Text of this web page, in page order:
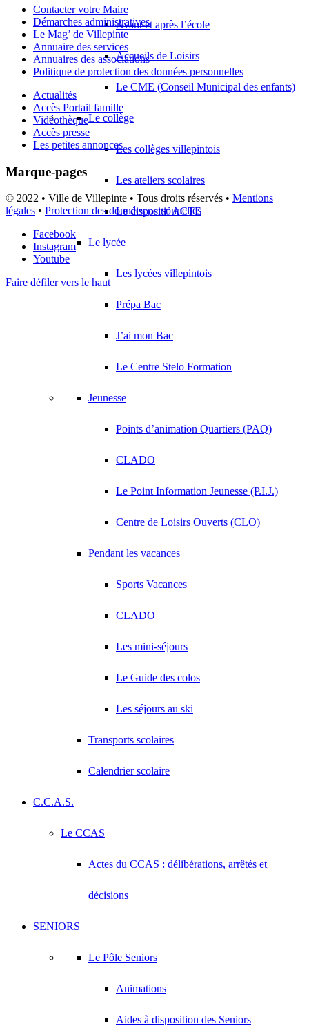
Avant et après l’école
Accueils de Loisirs
Le CME (Conseil Municipal des enfants)
Le collège
Les collèges villepintois
Les ateliers scolaires
Le dispositif ACTE
Le lycée
Les lycées villepintois
Prépa Bac
J’ai mon Bac
Le Centre Stelo Formation
Jeunesse
Points d’animation Quartiers (PAQ)
CLADO
Le Point Information Jeunesse (P.I.J.)
Centre de Loisirs Ouverts (CLO)
Pendant les vacances
Sports Vacances
CLADO
Les mini-séjours
Le Guide des colos
Les séjours au ski
Transports scolaires
Calendrier scolaire
C.C.A.S.
Le CCAS
Actes du CCAS : délibérations, arrêtés et
décisions
SENIORS
Le Pôle Seniors
Animations
Aides à disposition des Seniors
Contacter votre Maire
Démarches administratives
Le Mag’ de Villepinte
Annuaire des services
Annuaires des associations
Politique de protection des données personnelles
Actualités
Accès Portail famille
Vidéothèque
Accès presse
Les petites annonces
Marque-pages
© 2022 • Ville de Villepinte • Tous droits réservés • Mentions
légales • Protection des données personnelles
Facebook
Instagram
Youtube
Faire défiler vers le haut